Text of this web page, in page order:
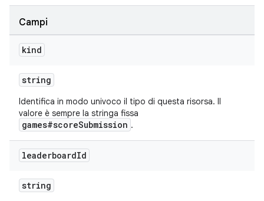
Campi
kind
string
Identifica in modo univoco il tipo di questa risorsa. Il
valore è sempre la stringa fissa
games#scoreSubmission .
leaderboardId
string